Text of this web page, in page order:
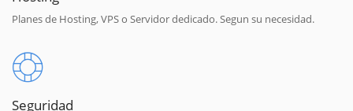
Planes de Hosting, VPS o Servidor dedicado. Segun su necesidad.
Seguridad